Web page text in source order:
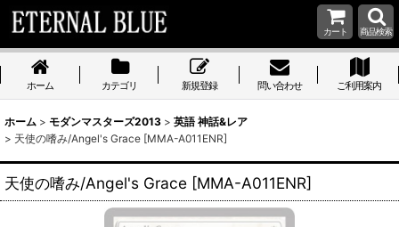
カート 商品検索
ホーム カテゴリ 新規登録 問い合わせ ご利用案内
ホーム > モダンマスターズ2013 > 英語 神話&レア
> 天使の嗜み/Angel's Grace [MMA-A011ENR]
天使の嗜み/Angel's Grace [MMA-A011ENR]